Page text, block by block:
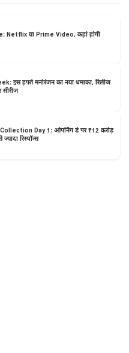
Netflix या Prime Video, कहां होगी
इस हफ्ते मनोरंजन का नया धमाका, रिलीज
सीरीज
Day 1: ओपनिंग डे पर ₹12 करोड़
रिस्पॉन्स